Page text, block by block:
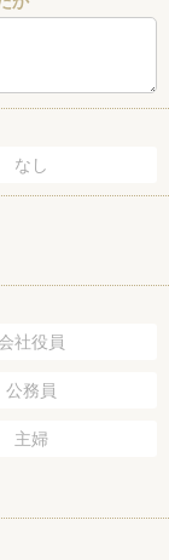
なし
社役員
公務員
主婦